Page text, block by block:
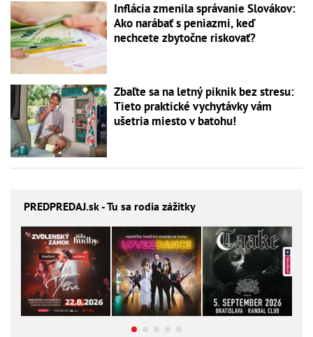
Inflácia zmenila správanie Slovákov:
Ako narábať s peniazmi, keď
nechcete zbytočne riskovať?
Zbaľte sa na letný piknik bez stresu:
Tieto praktické vychytávky vám
ušetria miesto v batohu!
PREDPREDAJ.sk - Tu sa rodia zážitky